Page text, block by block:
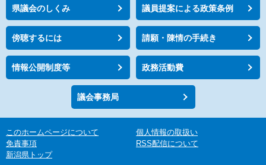
県議会のしくみ 議員提案による政策条例
傍聴するには 請願・陳情の手続き
情報公開制度等 政務活動費
議会事務局
このホームページについて
個人情報の取扱い
免責事項
RSS配信について
新潟県トップ